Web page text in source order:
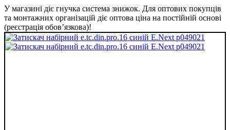
У магазині діє гнучка система знижок. Для оптових покупців
та монтажних організацій діє оптова ціна на постійній основі
(реєстрація обов’язкова)!